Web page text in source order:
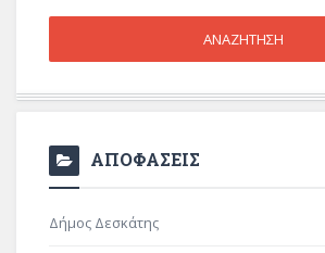
ΑΠΟΦΑΣΕΙΣ
Δήμος Δεσκάτης